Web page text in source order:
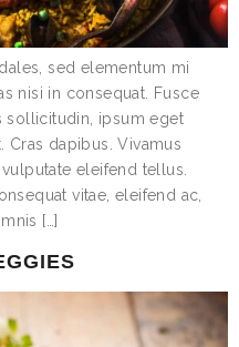
sed elementum mi
nisi in consequat. Fusce
sollicitudin, ipsum eget
Cras dapibus. Vivamus
eleifend tellus.
vitae, eleifend ac,
[…]